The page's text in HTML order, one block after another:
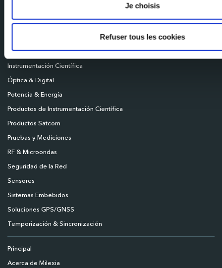
Je choisis
Refuser tous les cookies
Control de Movimiento
HMI y Electromecánicos
Instrumentación Científica
Óptica & Digital
Potencia & Energía
Productos de Instrumentación Científica
Productos Satcom
Pruebas y Mediciones
RF & Microondas
Seguridad de la Red
Sensores
Sistemas Embebidos
Soluciones GPS/GNSS
Temporización & Sincronización
Principal
Acerca de Milexia